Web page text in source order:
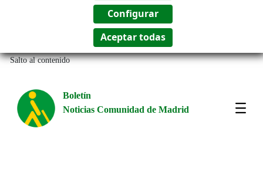
Salto al contenido
Boletín
Noticias Comunidad de Madrid